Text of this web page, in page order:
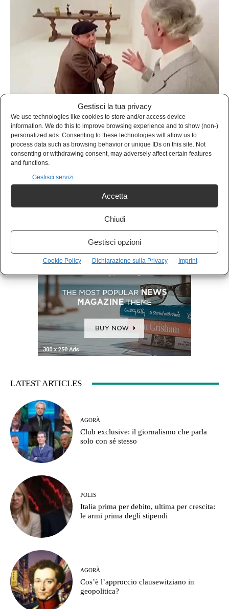
Gestisci la tua privacy
We use technologies like cookies to store and/or access device
information. We do this to improve browsing experience and to show (non-)
personalized ads. Consenting to these technologies will allow us to
process data such as browsing behavior or unique IDs on this site. Not
consenting or withdrawing consent, may adversely affect certain features
and functions.
Gestisci servizi
Accetta
Chiudi
Gestisci opzioni
Cookie Policy Dichiarazione sulla Privacy Imprint
IN EVIDENZA
Lo sport preferito dagli italiani: la caccia agli statali
Alexandro Sabetti - 11 Novembre 2020
- Advertisement -
LATEST ARTICLES
AGORÀ
Club exclusive: il giornalismo che parla
solo con sé stesso
POLIS
Italia prima per debito, ultima per crescita:
le armi prima degli stipendi
AGORÀ
Cos’è l’approccio clausewitziano in
geopolitica?